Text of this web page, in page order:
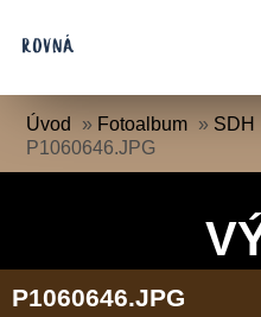
Úvod » Fotoalbum » SDH
P1060646.JPG
P1060646.JPG